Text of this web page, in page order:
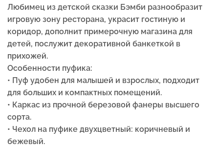
Любимец из детской сказки Бэмби разнообразит
игровую зону ресторана, украсит гостиную и
коридор, дополнит примерочную магазина для
детей, послужит декоративной банкеткой в
прихожей.
Особенности пуфика:
• Пуф удобен для малышей и взрослых, подходит
для больших и компактных помещений.
• Каркас из прочной березовой фанеры высшего
сорта.
• Чехол на пуфике двухцветный: коричневый и
бежевый.